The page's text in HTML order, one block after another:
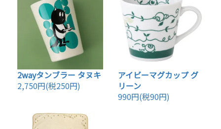
2wayタンブラー タヌキ
2,750円(税250円)
アイビーマグカップ グ
リーン
990円(税90円)